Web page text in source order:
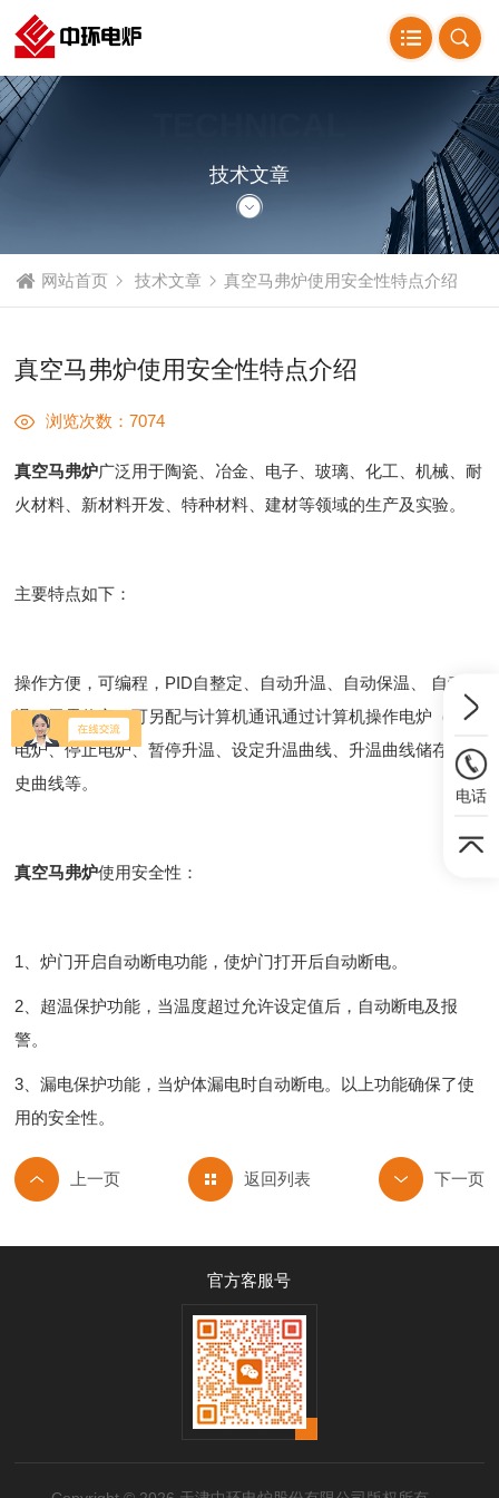
ARTICLE
技术文章
网站首页 技术文章 真空马弗炉使用安全性特点介绍
真空马弗炉使用安全性特点介绍
浏览次数：7074
真空马弗炉广泛用于陶瓷、冶金、电子、玻璃、化工、机械、耐
火材料、新材料开发、特种材料、建材等领域的生产及实验。
主要特点如下：
操作方便，可编程，PID自整定、自动升温、自动保温、 自动降
温，无需值守；可另配与计算机通讯通过计算机操作电炉（启动
电炉、停止电炉、暂停升温、设定升温曲线、升温曲线储存、历
史曲线等。
真空马弗炉使用安全性：
1、炉门开启自动断电功能，使炉门打开后自动断电。
2、超温保护功能，当温度超过允许设定值后，自动断电及报
警。
3、漏电保护功能，当炉体漏电时自动断电。以上功能确保了使
用的安全性。
返回列表
官方客服号
电话